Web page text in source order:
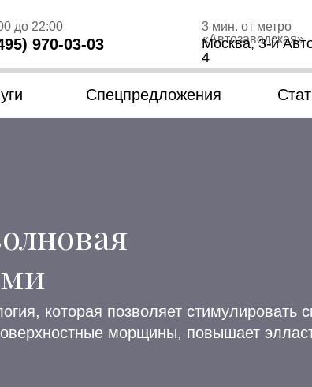
970-03-03
до 22:00
Москва, 3-й
4
3 мин. от метро
«Автозаводская»
Спецпредложения
которая позволяет стимулировать
морщины, повышает